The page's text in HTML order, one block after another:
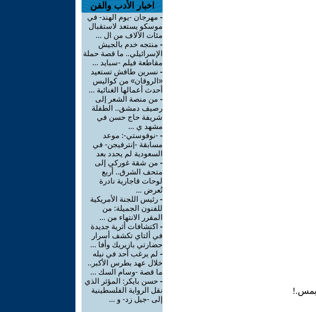
اخبار الأدب والفن
- مهرجان -يوم الهند- في
موسكو يستعد لاستقبال
مئات الآلاف من ال ...
- منتجه خدم بالجيش
الإسرائيلي.. ما قصة حملة
مقاطعة فيلم -سبايد ...
- نسرين طافش تستعيد
«الروقان» من كواليس
أحدث أعمالها الغنائية ...
- من منصة الشعر إلى
رصيف دمشق.. الطفلة
شريفة حاج حسن في
مشهد ي ...
- -نوفوستي-: موعد
مسابقة -إنترفيجن- في
السعودية لم يحدد بعد
- من شقة غوركي إلى
متحف الشرق.. أربع
لوحات قاجارية نادرة
تُعرض ...
- رئيس اللجنة الأمريكية
للفنون الجميلة: من
المقرر الانتهاء من ...
- اكتشافات أثرية جديدة
في ألتاي تكشف أسرار
حضارتي بازيريك وأفا ...
- لم يرغب أحد في نيله
خلال عهد بطرس الأكبر..
ما قصة -وسام السك ...
- حسن بايكر: المؤثر الذي
نقل الرواية الفلسطينية
إلى -جيل زد- و ...